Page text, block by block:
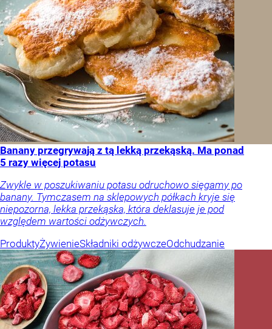
Banany przegrywają z tą lekką przekąską. Ma ponad
5 razy więcej potasu
Zwykle w poszukiwaniu potasu odruchowo sięgamy po
banany. Tymczasem na sklepowych półkach kryje się
niepozorna, lekka przekąska, która deklasuje je pod
względem wartości odżywczych.
ProduktyŻywienieSkładniki odżywczeOdchudzanie